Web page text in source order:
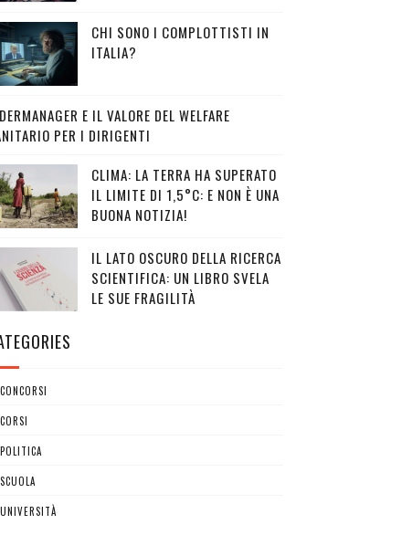
CHI SONO I COMPLOTTISTI IN
ITALIA?
E IL VALORE DEL WELFARE
PER I DIRIGENTI
CLIMA: LA TERRA HA SUPERATO
IL LIMITE DI 1,5°C: E NON È UNA
BUONA NOTIZIA!
IL LATO OSCURO DELLA RICERCA
SCIENTIFICA: UN LIBRO SVELA
LE SUE FRAGILITÀ
CONCORSI
CORSI
POLITICA
SCUOLA
UNIVERSITÀ